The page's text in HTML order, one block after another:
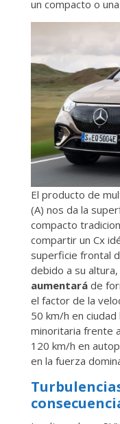
un compacto o
El producto de
(A) nos da la
compacto
compartir un Cx​
superficie frontal
debido a su
aumentará de
el factor de la
50 km/h en
minoritaria frente
120 km/h en
en la fuerza